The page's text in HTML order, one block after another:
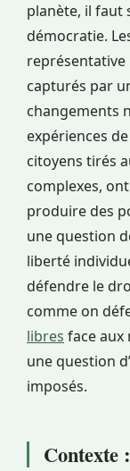
planète, il
démocratie.
capturés par
changements
expériences
citoyens tirés
complexes,
produire des
une question
liberté
défendre le
comme on
libres face aux
une question
imposés.
Contexte